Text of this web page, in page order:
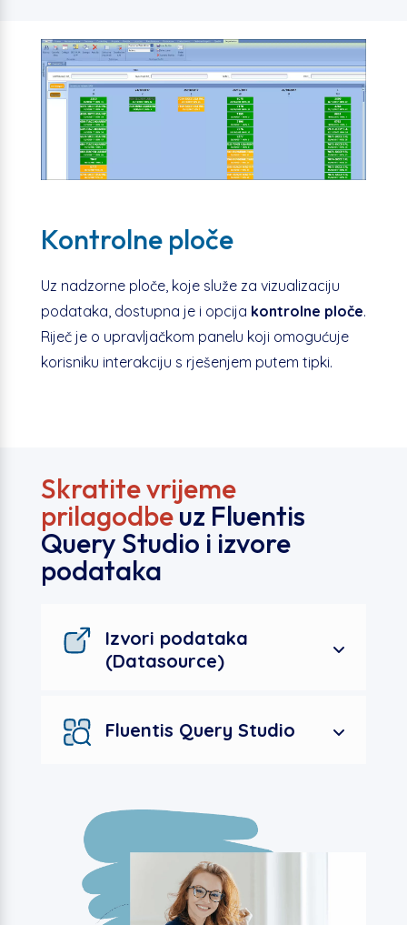
Kontrolne ploče
Uz nadzorne ploče, koje služe za vizualizaciju
podataka, dostupna je i opcija kontrolne ploče.
Riječ je o upravljačkom panelu koji omogućuje
korisniku interakciju s rješenjem putem tipki.
Skratite vrijeme
prilagodbeuz Fluentis
Query Studio i izvore
podataka
Izvori podataka
(Datasource)
Fluentis Query Studio